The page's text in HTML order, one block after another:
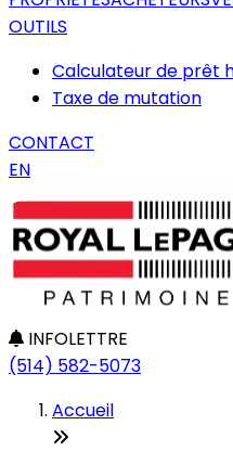
OUTILS
Calculateur de prêt
Taxe de mutation
CONTACT
EN
INFOLETTRE
(514) 582-5073
Accueil